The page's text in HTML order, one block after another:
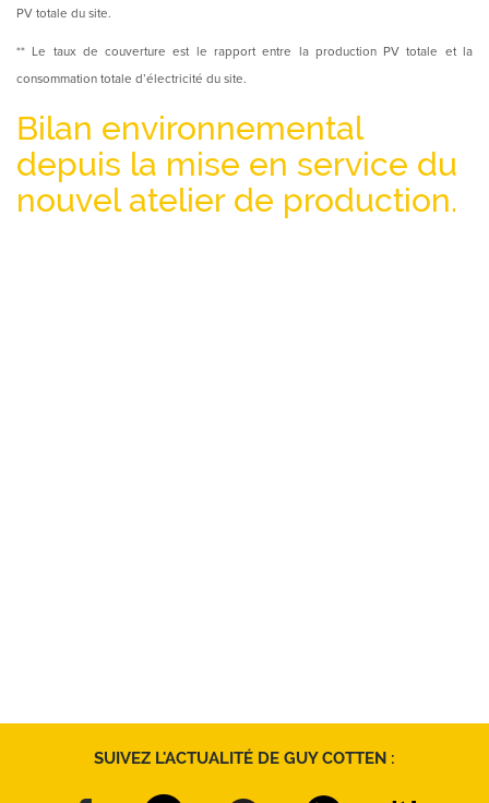
PV totale du site.
** Le taux de couverture est le rapport entre la production PV totale et la
consommation totale d’électricité du site.
Bilan environnemental
depuis la mise en service du
nouvel atelier de production.
SUIVEZ L'ACTUALITÉ DE GUY COTTEN :